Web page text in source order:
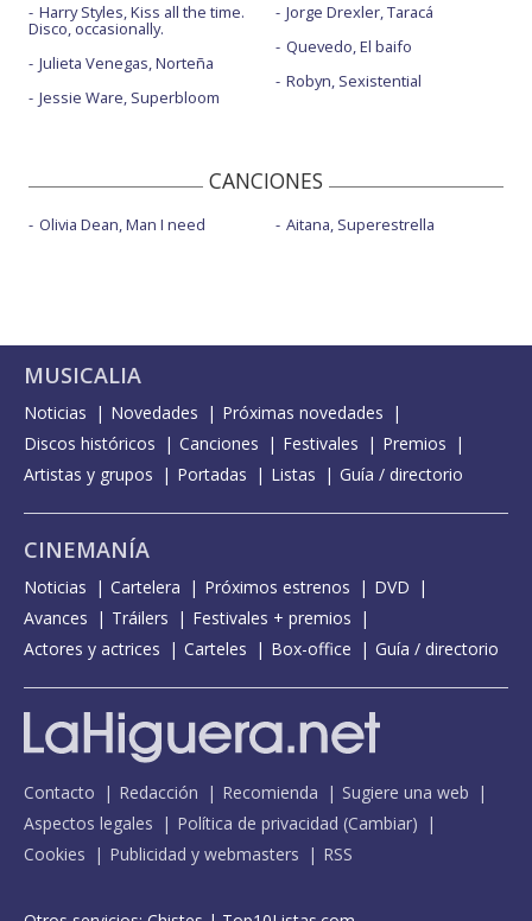
Harry Styles, Kiss all the time.
Disco, occasionally.
Julieta Venegas, Norteña
Jessie Ware, Superbloom
Jorge Drexler, Taracá
Quevedo, El baifo
Robyn, Sexistential
CANCIONES
Olivia Dean, Man I need Aitana, Superestrella
MUSICALIA
Noticias Novedades
Próximas novedades
Discos históricos
Canciones Festivales
Premios
Artistas y grupos
Portadas Listas Guía / directorio
CINEMANÍA
Noticias Cartelera Próximos estrenos
DVD
Avances
Tráilers
Festivales + premios
Actores y actrices
Carteles Box-office Guía / directorio
Contacto Redacción Recomienda
Sugiere una web
Aspectos legales
Política de privacidad (Cambiar)
Cookies
Publicidad y webmasters RSS